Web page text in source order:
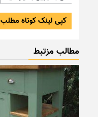
کپی لینک کوتاه مطلب
مطالب مزتبط